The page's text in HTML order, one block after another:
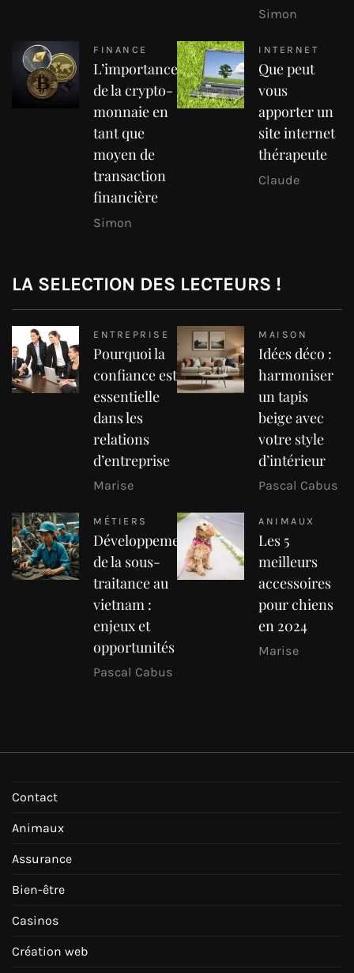
Simon
FINANCE
L’importance
de la crypto-
monnaie en
tant que
moyen de
transaction
financière
Simon
INTERNET
Que peut
vous
apporter un
site internet
thérapeute
Claude
LA SELECTION DES LECTEURS !
ENTREPRISE
Pourquoi la
confiance est
essentielle
dans les
relations
d’entreprise
Marise
MAISON
Idées déco :
harmoniser
un tapis
beige avec
votre style
d’intérieur
Pascal Cabus
MÉTIERS
Développement
de la sous-
traitance au
vietnam :
enjeux et
opportunités
Pascal Cabus
ANIMAUX
Les 5
meilleurs
accessoires
pour chiens
en 2024
Marise
Contact
Animaux
Assurance
Bien-être
Casinos
Création web